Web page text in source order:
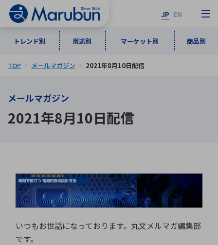
JP EN
トレンド別 用途別 マーケット別 商品別
トレンド別
インダストリアルDXソリューション
ワイヤレス給電
ロボティクス（AI）
用途別
通信・ネットワーク
計測・検出
品質管理・検査
マーケット別
自動車
情報通信 宇宙・防衛
民生 医療
商品別
半導体・電子部品
計測・測定・表示機器 検査・分析機器
ICTソリューション 組立・ロボティクス
メーカ一覧
アルファベット順
A B C
D
TOP メールマガジン 2021年8月10日配信
メールマガジン
2021年8月10日配信
いつもお世話になっております。丸文メルマガ編集部
です。